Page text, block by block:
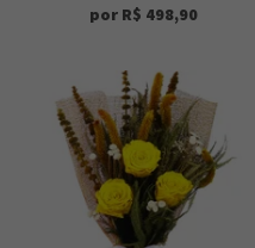
por R$ 498,90